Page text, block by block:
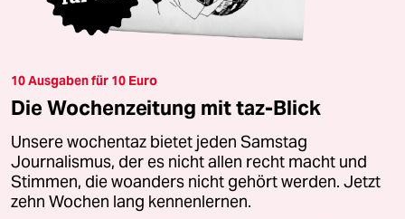
10 Ausgaben für 10 Euro
Die Wochenzeitung mit taz-Blick
Unsere wochentaz bietet jeden Samstag
Journalismus, der es nicht allen recht macht und
Stimmen, die woanders nicht gehört werden. Jetzt
zehn Wochen lang kennenlernen.